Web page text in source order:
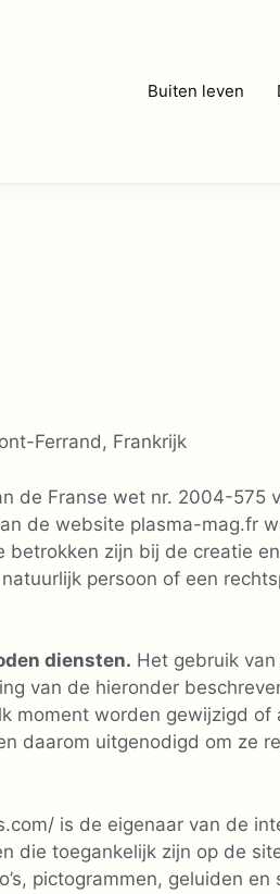
Buiten leven
Ferrand, Frankrijk
de Franse wet nr. 2004-575
de website plasma-mag.fr
zijn bij de creatie
persoon of een
diensten. Het gebruik
van de hieronder
moment worden gewijzigd of
daarom uitgenodigd om ze
is de eigenaar van de
die toegankelijk zijn op de
pictogrammen, geluiden en